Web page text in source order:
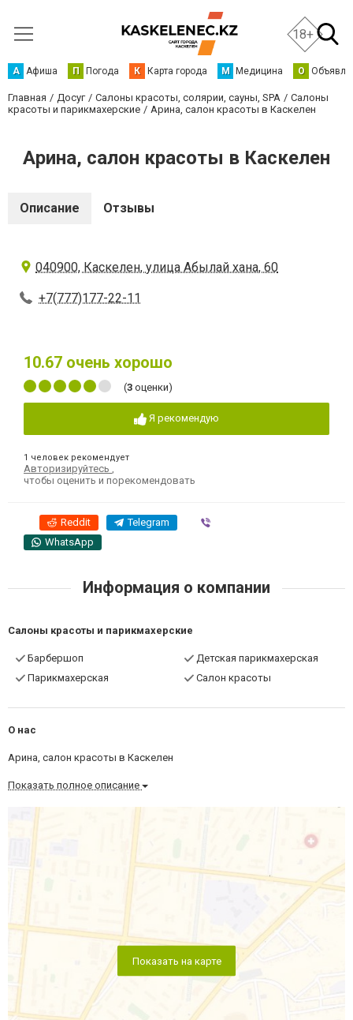
18+
А Афиша П Погода К Карта города М Медицина О
Главная Досуг Салоны красоты, солярии, сауны, SPA
Салоны
красоты и парикмахерские
Арина, салон красоты в Каскелен
Арина, салон красоты в Каскелен
Описание Отзывы
040900, Каскелен, улица Абылай хана, 60
+7(777)177-22-11
10.67 очень хорошо
(3 оценки)
Я рекомендую
1 человек рекомендует
Авторизируйтесь
чтобы оценить и порекомендовать
Reddit Telegram
WhatsApp
Информация о компании
Салоны красоты и парикмахерские
Барбершоп
Детская парикмахерская
Парикмахерская
Салон красоты
О нас
Арина, салон красоты в Каскелен
Показать полное описание
Показать на карте